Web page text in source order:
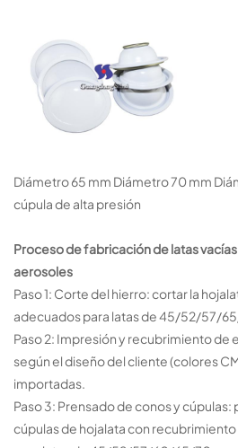
Diámetro 65 mm Diámetro 70 mm
cúpula de alta presión
Proceso de fabricación de latas
aerosoles
Paso 1: Corte del hierro: cortar la
adecuados para latas de 45/52/57/
Paso 2: Impresión y recubrimiento de
según el diseño del cliente (colores
importadas.
Paso 3: Prensado de conos y
cúpulas de hojalata con